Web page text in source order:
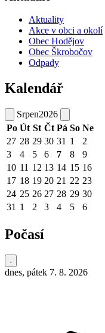
Aktuality
Akce v obci a okolí
Obec Hodějov
Obec Škrobočov
Odpady
Kalendář
Srpen2026
Po Út St Čt Pá So Ne
27 28 29 30 31 1
2
3
4 5 6 7 8
9
10 11 12 13 14 15 16
17 18 19 20 21 22 23
24 25 26 27 28 29 30
31 1 2 3 4 5 6
Počasí
dnes, pátek 7. 8. 2026